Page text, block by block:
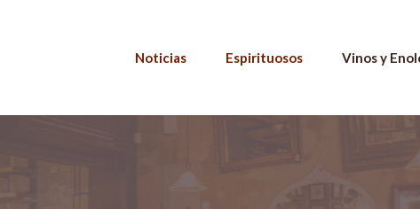
Noticias Espirituosos Vinos y